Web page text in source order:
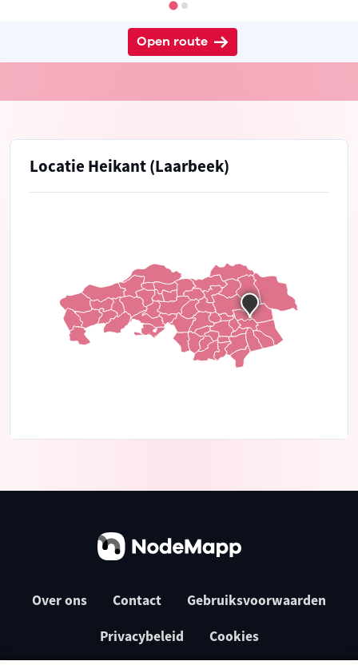
Open route
Locatie Heikant (Laarbeek)
Over ons Contact Gebruiksvoorwaarden
Privacybeleid Cookies